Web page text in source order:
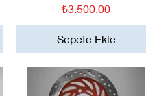
Fiyat
₺3.500,00
Sepete Ekle